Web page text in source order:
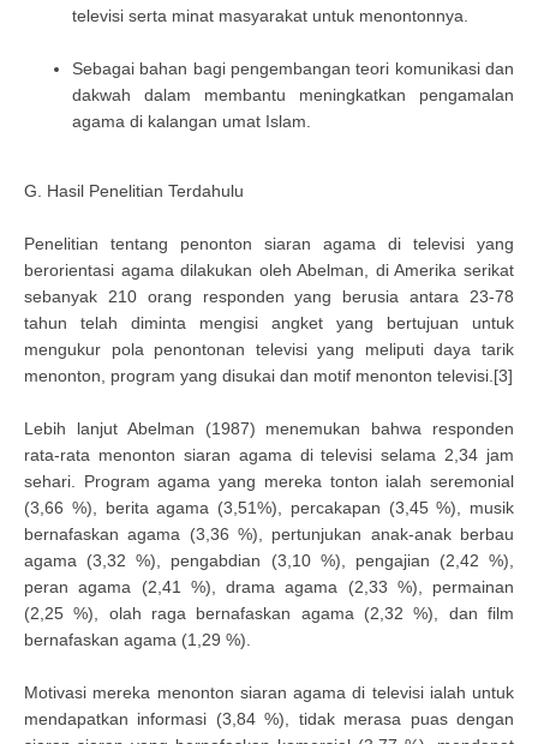
televisi serta minat masyarakat untuk menontonnya.
Sebagai bahan bagi pengembangan teori komunikasi dan
dakwah dalam membantu meningkatkan pengamalan
agama di kalangan umat Islam.
G. Hasil Penelitian Terdahulu
Penelitian tentang penonton siaran agama di televisi yang
berorientasi agama dilakukan oleh Abelman, di Amerika serikat
sebanyak 210 orang responden yang berusia antara 23-78
tahun telah diminta mengisi angket yang bertujuan untuk
mengukur pola penontonan televisi yang meliputi daya tarik
menonton, program yang disukai dan motif menonton televisi.[3]
Lebih lanjut Abelman (1987) menemukan bahwa responden
rata-rata menonton siaran agama di televisi selama 2,34 jam
sehari. Program agama yang mereka tonton ialah seremonial
(3,66 %), berita agama (3,51%), percakapan (3,45 %), musik
bernafaskan agama (3,36 %), pertunjukan anak-anak berbau
agama (3,32 %), pengabdian (3,10 %), pengajian (2,42 %),
peran agama (2,41 %), drama agama (2,33 %), permainan
(2,25 %), olah raga bernafaskan agama (2,32 %), dan film
bernafaskan agama (1,29 %).
Motivasi mereka menonton siaran agama di televisi ialah untuk
mendapatkan informasi (3,84 %), tidak merasa puas dengan